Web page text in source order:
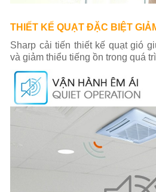
THIẾT KẾ QUẠT ĐẶC BIỆT
Sharp cải tiến thiết kế quạt gió
và giảm thiểu tiếng ồn trong quá